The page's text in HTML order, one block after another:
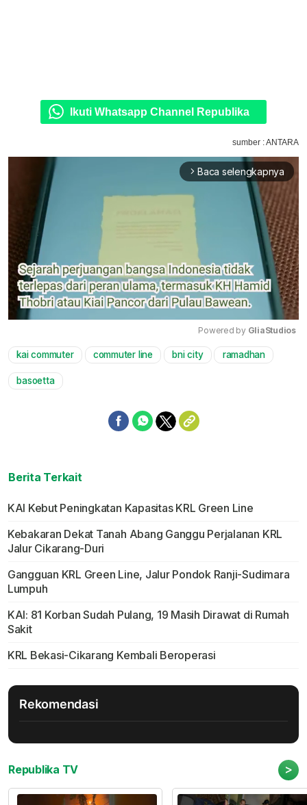
Ikuti Whatsapp Channel Republika
sumber : ANTARA
arrow_forward_ios Baca selengkapnya
Mute
Powered by GliaStudios
kai commuter commuter line bni city ramadhan
basoetta
Berita Terkait
KAI Kebut Peningkatan Kapasitas KRL Green Line
Kebakaran Dekat Tanah Abang Ganggu Perjalanan KRL
Jalur Cikarang-Duri
Gangguan KRL Green Line, Jalur Pondok Ranji-Sudimara
Lumpuh
KAI: 81 Korban Sudah Pulang, 19 Masih Dirawat di Rumah
Sakit
KRL Bekasi-Cikarang Kembali Beroperasi
Rekomendasi
Republika TV >